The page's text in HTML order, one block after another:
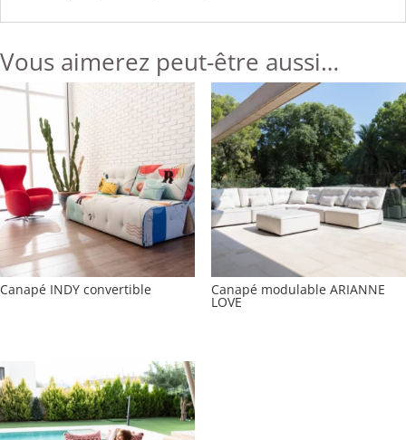
Vous aimerez peut-être aussi…
Canapé INDY convertible Canapé modulable ARIANNE
LOVE